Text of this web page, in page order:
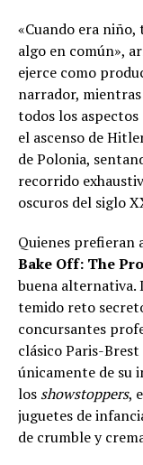
«Cuando era
algo en común»,
ejerce como
narrador,
todos los
el ascenso de
de Polonia,
recorrido
oscuros del siglo
Quienes prefieran
Bake Off: The
buena alternativa.
temido reto
concursantes
clásico Paris-
únicamente de su
los showstoppers,
juguetes de
de crumble y